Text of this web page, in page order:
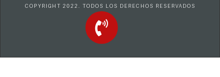
COPYRIGHT 2022. TODOS LOS DERECHOS RESERVADOS